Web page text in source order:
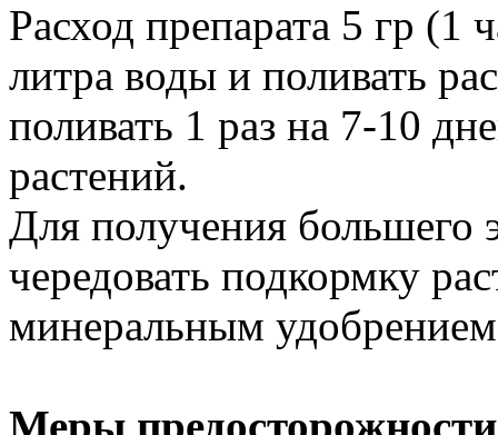
Расход препарата 5 гр (1
литра воды и поливать
поливать 1 раз на 7-10
растений.
Для получения большего
чередовать подкормку
минеральным